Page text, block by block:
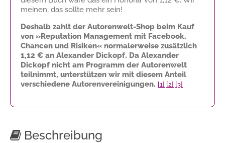
meinen, das sollte mehr sein!
Deshalb zahlt der Autorenwelt-Shop beim Kauf
von »Reputation Management mit Facebook.
Chancen und Risiken« normalerweise zusätzlich
1,12 € an Alexander Dickopf. Da Alexander
Dickopf nicht am Programm der Autorenwelt
teilnimmt, unterstützen wir mit diesem Anteil
verschiedene Autorenvereinigungen. [1] [2] [3]
Beschreibung